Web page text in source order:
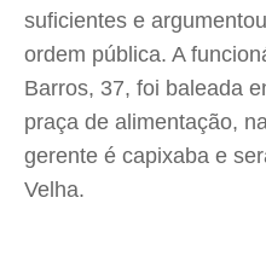
suficientes e
ordem pública. A
Barros, 37, foi baleada
praça de alimentação,
gerente é capixaba e
Velha.